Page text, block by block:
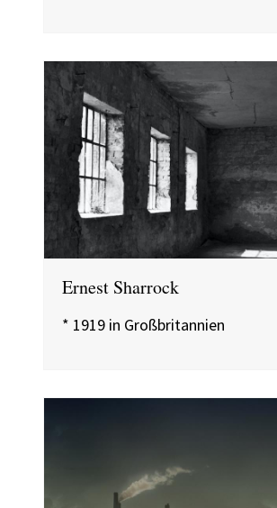
Ernest Sharrock
* 1919 in Großbritannien